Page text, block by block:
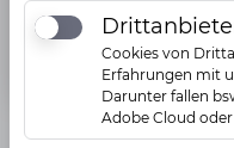
Drittanbieter-
Cookies von
Erfahrungen mit
Darunter fallen
Adobe Cloud